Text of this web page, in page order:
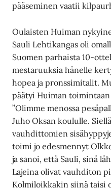
pääseminen vaatii
Oulaisten Huiman
Sauli Lehtikangas oli
Suomen parhaista 10-
mestaruuksia hänelle
hopea ja pronssimitalit.
päätyi Huiman toimintaan
”Olimme menossa
Juho Oksan koululle.
vauhdittomien
toimi jo edesmennyt
ja sanoi, että Sauli, sinä
Lajeina olivat vauhditon
Kolmiloikkakin siinä taisi